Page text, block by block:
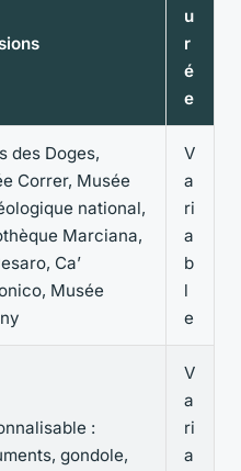
u
r
é
e
des Doges,
Correr, Musée
national,
Marciana,
Ca’
Musée
V
a
ri
a
b
l
e
:
gondole,
V
a
ri
a